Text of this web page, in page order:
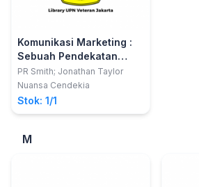
Komunikasi Marketing :
Sebuah Pendekatan
Terintegrasi
PR Smith; Jonathan Taylor
Nuansa Cendekia
Stok: 1/1
M